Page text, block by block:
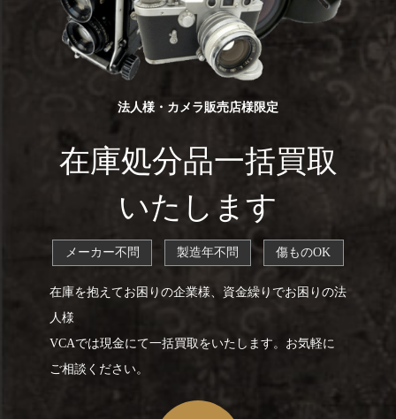
法人様・カメラ販売店様限定
在庫処分品一括買取
いたします
メーカー不問 製造年不問 傷ものOK
在庫を抱えてお困りの企業様、資金繰りでお困りの法
人様
VCAでは現金にて一括買取をいたします。お気軽に
ご相談ください。